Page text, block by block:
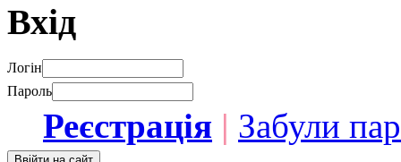
Вхід
Логін
Пароль
Реєстрація | Забули